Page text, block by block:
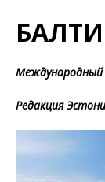
Редакция